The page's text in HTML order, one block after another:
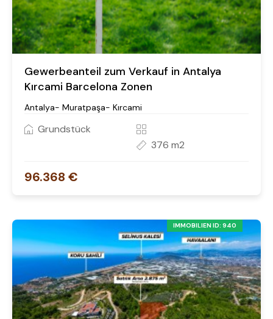
Gewerbeanteil zum Verkauf in Antalya
Kırcami Barcelona Zonen
Antalya- Muratpaşa- Kırcami
Grundstück
376 m2
96.368 €
IMMOBILIEN ID: 940